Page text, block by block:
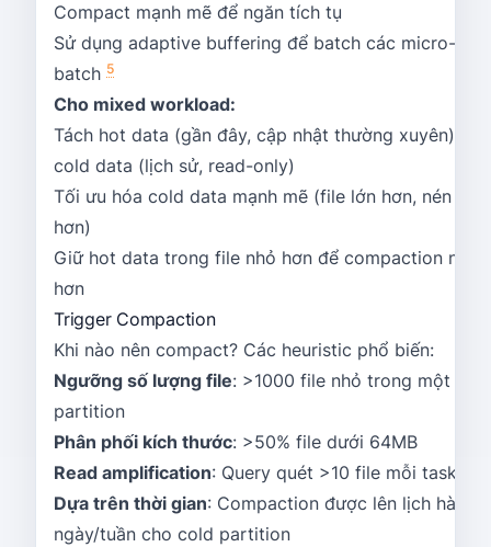
Compact mạnh mẽ để ngăn tích tụ
Sử dụng adaptive buffering để batch các micro-
batch 5
Cho mixed workload:
Tách hot data (gần đây, cập nhật thường xuyên)
cold data (lịch sử, read-only)
Tối ưu hóa cold data mạnh mẽ (file lớn hơn, nén tốt
hơn)
Giữ hot data trong file nhỏ hơn để compaction
hơn
Trigger Compaction
Khi nào nên compact? Các heuristic phổ biến:
Ngưỡng số lượng file: >1000 file nhỏ trong một
partition
Phân phối kích thước: >50% file dưới 64MB
Read amplification: Query quét >10 file mỗi task
Dựa trên thời gian: Compaction được lên lịch hàng
ngày/tuần cho cold partition